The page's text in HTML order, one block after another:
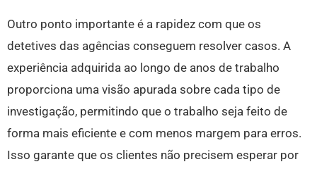
Outro ponto importante é a rapidez com que os
detetives das agências conseguem resolver casos. A
experiência adquirida ao longo de anos de trabalho
proporciona uma visão apurada sobre cada tipo de
investigação, permitindo que o trabalho seja feito de
forma mais eficiente e com menos margem para erros.
Isso garante que os clientes não precisem esperar por